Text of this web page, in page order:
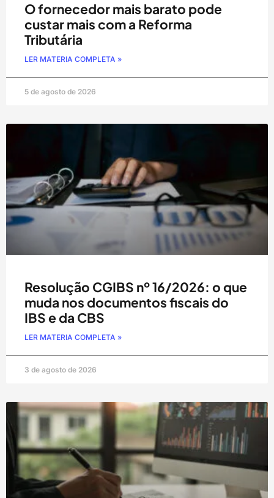
O fornecedor mais barato pode
custar mais com a Reforma
Tributária
LER MATERIA COMPLETA »
5 de agosto de 2026
Resolução CGIBS nº 16/2026: o que
muda nos documentos fiscais do
IBS e da CBS
LER MATERIA COMPLETA »
3 de agosto de 2026